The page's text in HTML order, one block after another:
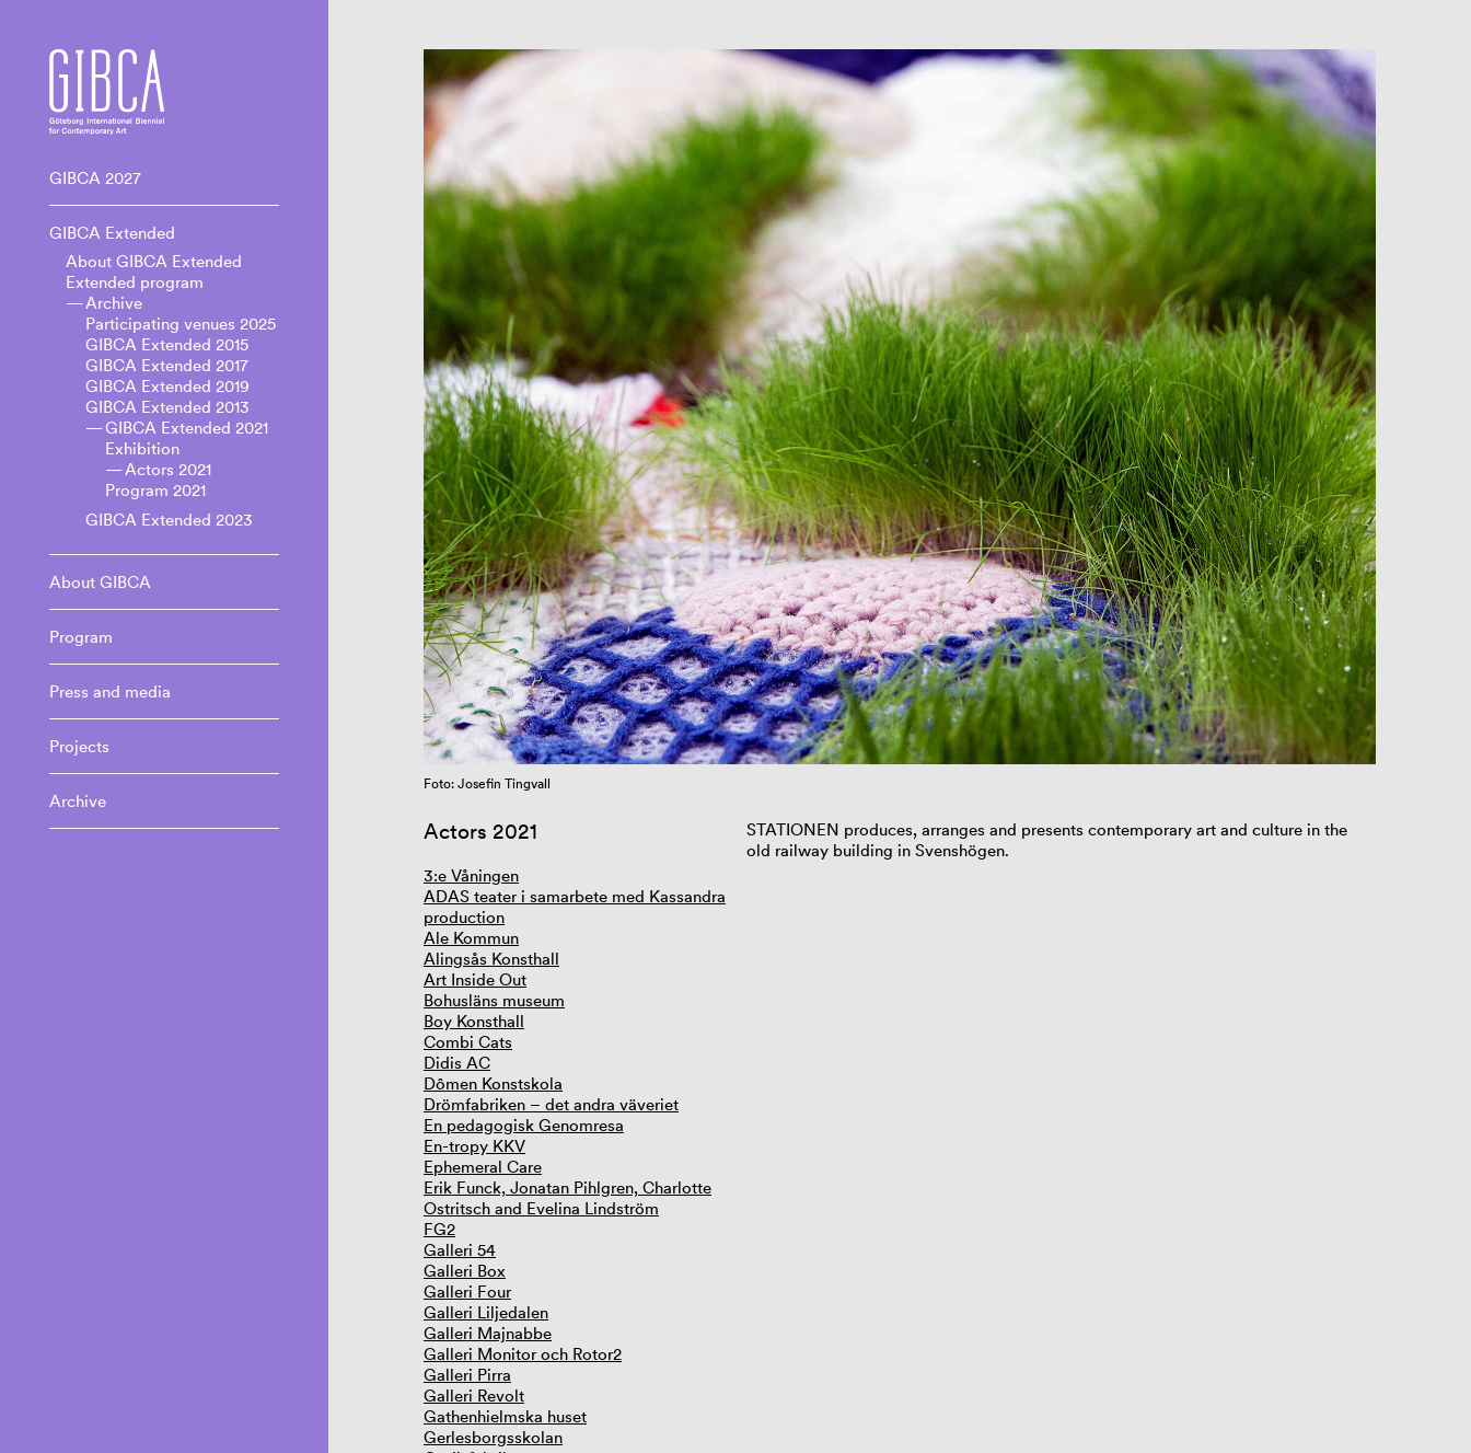
GIBCA 2027
GIBCA Extended
About GIBCA Extended
Extended program
Archive
Participating venues 2025
GIBCA Extended 2015
GIBCA Extended 2017
GIBCA Extended 2019
GIBCA Extended 2013
GIBCA Extended 2021
Exhibition
Actors 2021
Program 2021
GIBCA Extended 2023
About GIBCA
Program
Press and media
Projects
Archive
Foto: Josefin Tingvall
Actors 2021
3:e Våningen
ADAS teater i samarbete med Kassandra
production
Ale Kommun
Alingsås Konsthall
Art Inside Out
Bohusläns museum
Boy Konsthall
Combi Cats
Didis AC
Dômen Konstskola
Drömfabriken – det andra väveriet
En pedagogisk Genomresa
En-tropy KKV
Ephemeral Care
Erik Funck, Jonatan Pihlgren, Charlotte
Ostritsch and Evelina Lindström
FG2
Galleri 54
Galleri Box
Galleri Four
Galleri Liljedalen
Galleri Majnabbe
Galleri Monitor och Rotor2
Galleri Pirra
Galleri Revolt
Gathenhielmska huset
Gerlesborgsskolan
STATIONEN produces, arranges and presents contemporaryart and culturein the
old railway building in Svenshögen.